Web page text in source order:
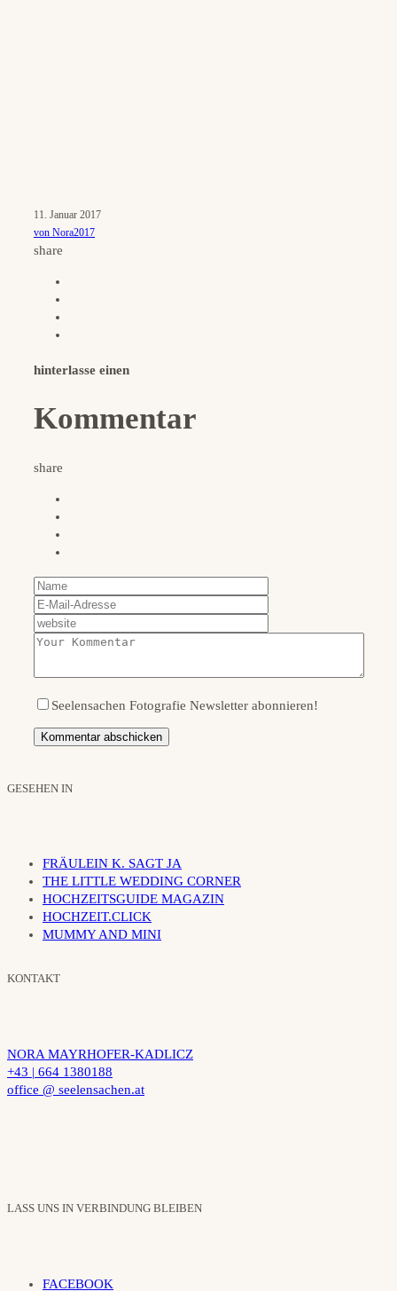
11. Januar 2017
von Nora2017
share
hinterlasse einen
Kommentar
share
Seelensachen Fotografie Newsletter abonnieren!
GESEHEN IN
FRÄULEIN K. SAGT JA
THE LITTLE WEDDING CORNER
HOCHZEITSGUIDE MAGAZIN
HOCHZEIT.CLICK
MUMMY AND MINI
KONTAKT
NORA MAYRHOFER-KADLICZ
+43 | 664 1380188
office @ seelensachen.at
LASS UNS IN VERBINDUNG BLEIBEN
FACEBOOK